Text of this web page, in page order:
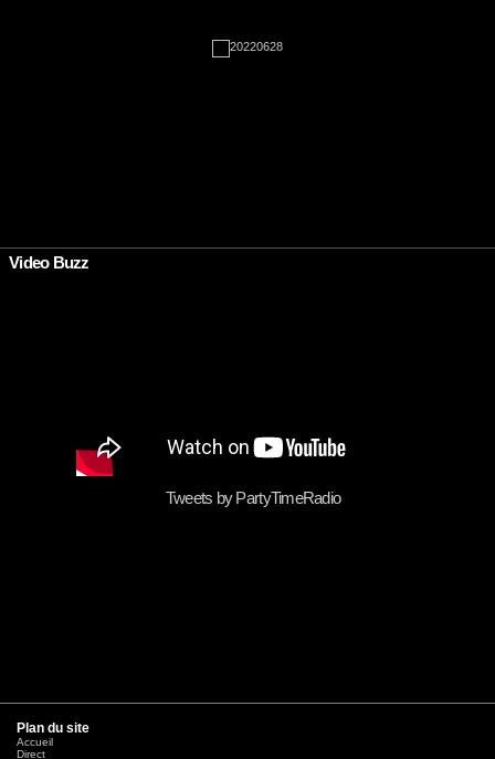
•
Video Buzz
Tweets by PartyTimeRadio
Plan du site
Accueil
Direct